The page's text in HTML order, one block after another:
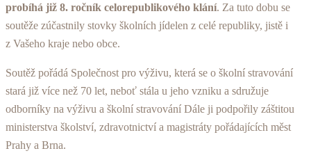
probíhá již 8. ročník celorepublikového klání. Za tuto dobu se
soutěže zúčastnily stovky školních jídelen z celé republiky, jistě i
z Vašeho kraje nebo obce.
Soutěž pořádá Společnost pro výživu, která se o školní stravování
stará již více než 70 let, neboť stála u jeho vzniku a sdružuje
odborníky na výživu a školní stravování Dále ji podpořily záštitou
ministerstva školství, zdravotnictví a magistráty pořádajících měst
Prahy a Brna.